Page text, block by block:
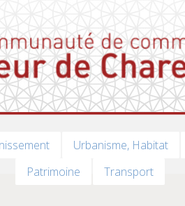
Urbanisme, Habitat
Patrimoine
Transport